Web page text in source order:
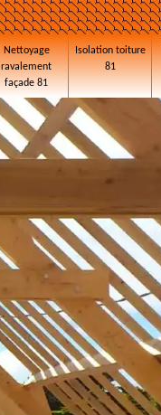
Nettoyage
ravalement
façade 81
Isolation toiture
81